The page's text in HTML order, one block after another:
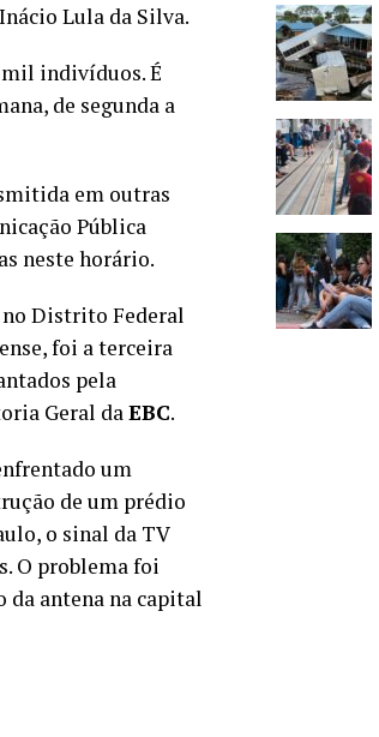
Lula da Silva.
indivíduos. É
de segunda a
em outras
Pública
neste horário.
no Distrito Federal
foi a terceira
pela
Geral daEBC.
um
de um prédio
o sinal da TV
O problema foi
da antena na capital